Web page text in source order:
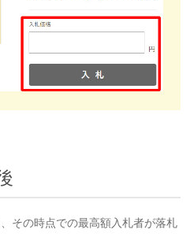
その時点での最高額入札者が落札